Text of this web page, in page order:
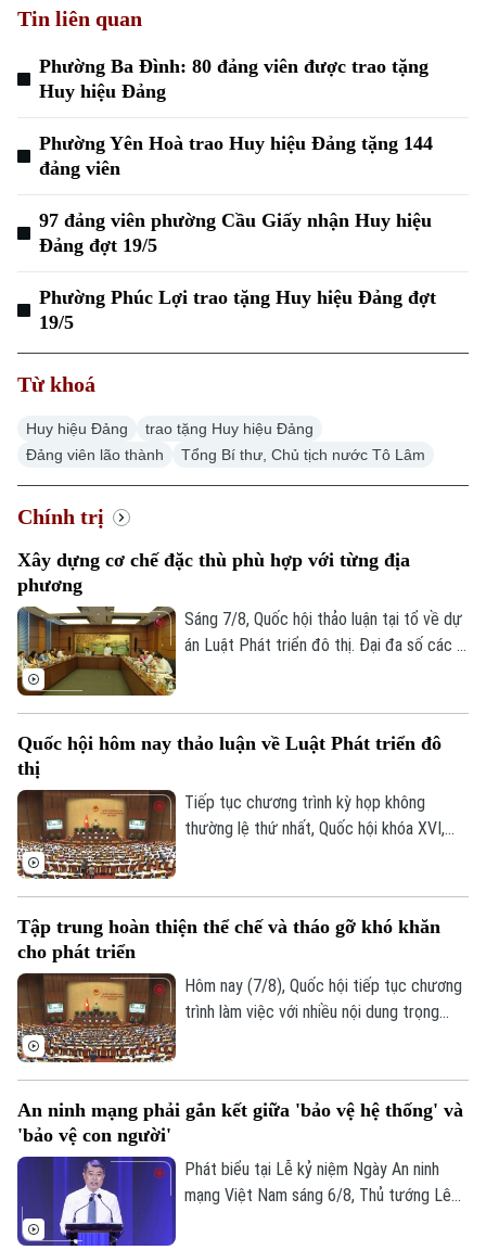
Xu hướng
Tin liên quan
Phường Ba Đình: 80 đảng viên được trao tặng
Huy hiệu Đảng
Phường Yên Hoà trao Huy hiệu Đảng tặng 144
đảng viên
97 đảng viên phường Cầu Giấy nhận Huy hiệu
Đảng đợt 19/5
Phường Phúc Lợi trao tặng Huy hiệu Đảng đợt
19/5
Từ khoá
Huy hiệu Đảng
trao tặng Huy hiệu Đảng
Đảng viên lão thành
Tổng Bí thư, Chủ tịch nước Tô Lâm
Chính trị
Xây dựng cơ chế đặc thù phù hợp với từng địa
phương
Sáng 7/8, Quốc hội thảo luận tại tổ về dự
án Luật Phát triển đô thị. Đại đa số các ý
phải căn cứ vào tình hình, đặc điểm của
Quốc hội hôm nay thảo luận về Luật Phát triển đô
thị
Tiếp tục chương trình kỳ họp không
thường lệ thứ nhất, Quốc hội khóa XVI,
triển đô thị.
Tập trung hoàn thiện thể chế và tháo gỡ khó khăn
cho phát triển
Hôm nay (7/8), Quốc hội tiếp tục chương
trình làm việc với nhiều nội dung trọng
được kỳ vọng tháo gỡ điểm nghẽn về thể
đẩy các đô thị phát triển nhanh, bền
vững.
An ninh mạng phải gắn kết giữa 'bảo vệ hệ thống' và
'bảo vệ con người'
Phát biểu tại Lễ kỷ niệm Ngày An ninh
mạng Việt Nam sáng 6/8, Thủ tướng Lê